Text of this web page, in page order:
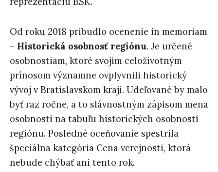
Od roku 2018 pribudlo ocenenie in memoriam
– Historická osobnosť regiónu. Je určené
osobnostiam, ktoré svojím celoživotným
prínosom významne ovplyvnili historický
vývoj v Bratislavskom kraji. Udeľované by malo
byť raz ročne, a to slávnostným zápisom mena
osobnosti na tabuľu historických osobností
regiónu. Posledné oceňovanie spestrila
špeciálna kategória Cena verejnosti, ktorá
nebude chýbať ani tento rok.